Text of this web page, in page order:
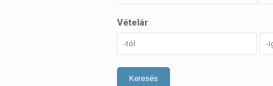
Vételár
Keresés